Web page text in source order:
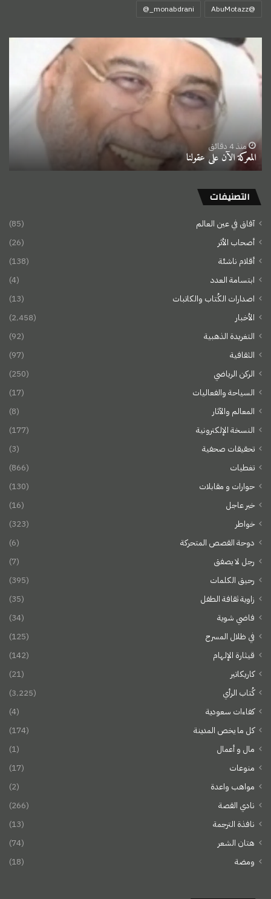
‏@AbuMotazz
المعركة
الآن
على
عقولنا
منذ 4 دقائق
المعركة الآن على عقولنا
التصنيفات
آفاق في عين العالم
(85)
أصحاب الأثر
(26)
أقلام ناشئة
(138)
ابتسامة العدد
(4)
اصدارات الكُتاب والكاتبات
(13)
الأخبار
(2٬458)
التغريدة الذهبية
(92)
الثقافية
(97)
الركن الرياضي
(250)
السياحة والفعاليات
(17)
المعالم والآثار
(8)
النسخة الإلكترونية
(177)
تحقيقات صحفية
(3)
تغطيات
(866)
حوارات و مقابلات
(130)
خبر عاجل
(16)
خواطر
(323)
دوحة القصص المتحركة
(6)
رجل لا يصفق
(7)
رحيق الكلمات
(395)
زاوية ثقافة الطفل
(35)
فاضي شوية
(34)
في ظلال المسرح
(125)
قيثارة الإلهام
(142)
كاريكاتير
(21)
كُتاب الرأي
(3٬225)
كفاءات سعودية
(4)
كل ما يخص المدينة
(174)
مال و أعمال
(1)
منوعات
(17)
مواهب واعدة
(2)
نادي القصة
(266)
نافذة الترجمة
(13)
هتان الشعر
(74)
ومضة
(18)